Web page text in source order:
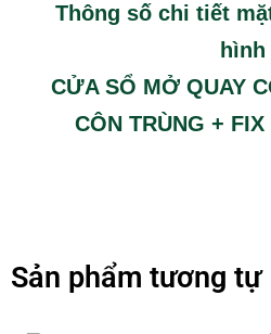
Thông số chi tiết
hình
CỬA SỔ MỞ QUAY
CÔN TRÙNG +
Sản phẩm tương tự